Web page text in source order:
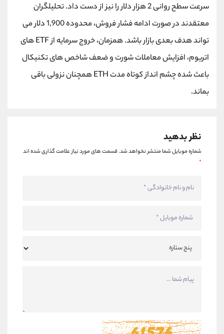
سرعت سطح روانی 2 هزار دلار را نیز از دست داد. تحلیلگران
معتقدند در صورت ادامه فشار فروش، محدوده 1,900 دلار می
تواند هدف بعدی بازار باشد. همزمان، خروج سرمایه از ETF های
اتریوم، افزایش معاملات شورت و ضعف شاخص های تکنیکال
باعث شده چشم انداز کوتاه مدت ETH همچنان نزولی باقی
بماند.
نظر بدهید
شماره موبایل شما منتشر نخواهد شد.قسمت های مورد نیاز علامت گذاری شده اند
*